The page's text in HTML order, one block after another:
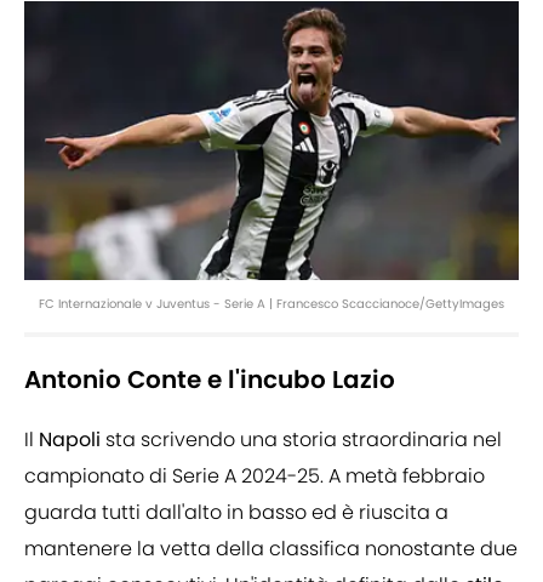
FC Internazionale v Juventus - Serie A | Francesco Scaccianoce/GettyImages
Antonio Conte e l'incubo Lazio
Il Napoli sta scrivendo una storia straordinaria nel
campionato di Serie A 2024-25. A metà febbraio
guarda tutti dall'alto in basso ed è riuscita a
mantenere la vetta della classifica nonostante due